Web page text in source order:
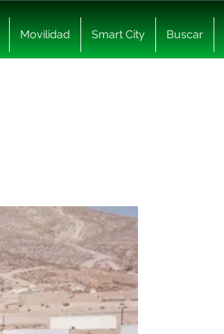
Movilidad Smart City Buscar